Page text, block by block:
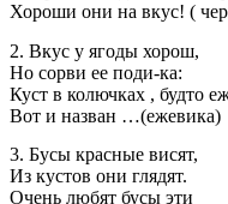
Хороши они на вкус! (
2. Вкус у ягоды хорош,
Но сорви ее поди-ка:
Куст в колючках , будто
Вот и назван …(ежевика)
3. Бусы красные висят,
Из кустов они глядят.
Очень любят бусы эти